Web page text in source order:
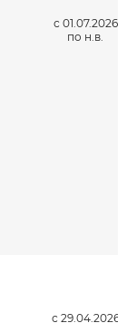
с 01.07.2026
по н.в.
с 29.04.2026